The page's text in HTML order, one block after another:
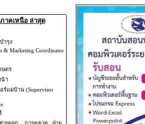
าคเหนือ ล่าสุด
ำรุง
& Marketing Coordinator
ษตร
า
ร์แม่บ้าน (Supervisor